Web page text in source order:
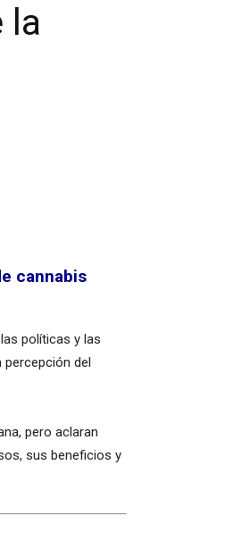
la
cannabis
políticas y las
del
pero aclaran
sus beneficios y